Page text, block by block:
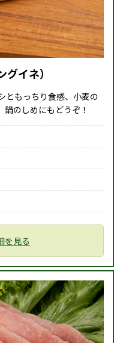
イネ）
ともっちり食感、小麦の
のしめにもどうぞ！
を見る